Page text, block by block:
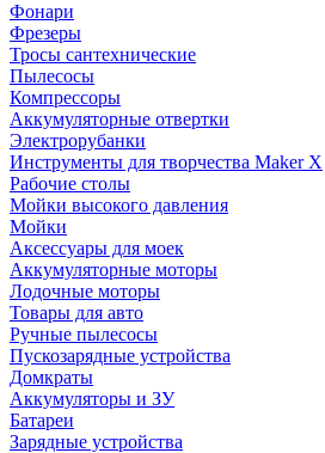
Фонари
Фрезеры
Тросы сантехнические
Пылесосы
Компрессоры
Аккумуляторные отвертки
Электрорубанки
Инструменты для творчества Maker X
Рабочие столы
Мойки высокого давления
Мойки
Аксессуары для моек
Аккумуляторные моторы
Лодочные моторы
Товары для авто
Ручные пылесосы
Пускозарядные устройства
Домкраты
Аккумуляторы и ЗУ
Батареи
Зарядные устройства